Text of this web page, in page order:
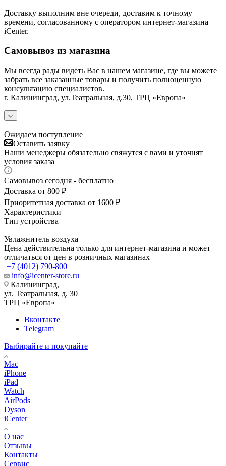
Доставку выполним вне очереди, доставим к точному
времени, согласованному с оператором интернет-магазина
iCenter.
Самовывоз из магазина
Мы всегда рады видеть Вас в нашем магазине, где вы можете
забрать все заказанные товары и получить полноценную
консультацию специалистов.
г. Калининград, ул.Театральная, д.30, ТРЦ «Европа»
Ожидаем поступление
Оставить заявку
Наши менеджеры обязательно свяжутся с вами и уточнят
условия заказа
Самовывоз сегодня - бесплатно
Доставка от 800 ₽
Приоритетная доставка от 1600 ₽
Характеристики
Тип устройства
—
Увлажнитель воздуха
Цена действительна только для интернет-магазина и может
отличаться от цен в розничных магазинах
+7 (4012) 790-800
info@icenter-store.ru
Калининград,
ул. Театральная, д. 30
ТРЦ «Европа»
Вконтакте
Telegram
Выбирайте и покупайте
Mac
iPhone
iPad
Watch
AirPods
Dyson
iCenter
О нас
Отзывы
Контакты
Сервис